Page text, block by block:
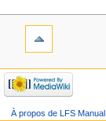
À propos de LFS Manual